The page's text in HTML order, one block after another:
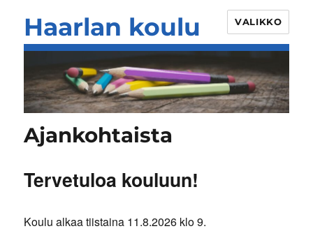
Haarlan koulu VALIKKO
Ajankohtaista
Tervetuloa kouluun!
Koulu alkaa tiistaina 11.8.2026 klo 9.